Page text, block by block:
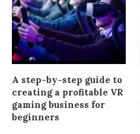
A step-by-step guide to
creating a profitable VR
gaming business for
beginners